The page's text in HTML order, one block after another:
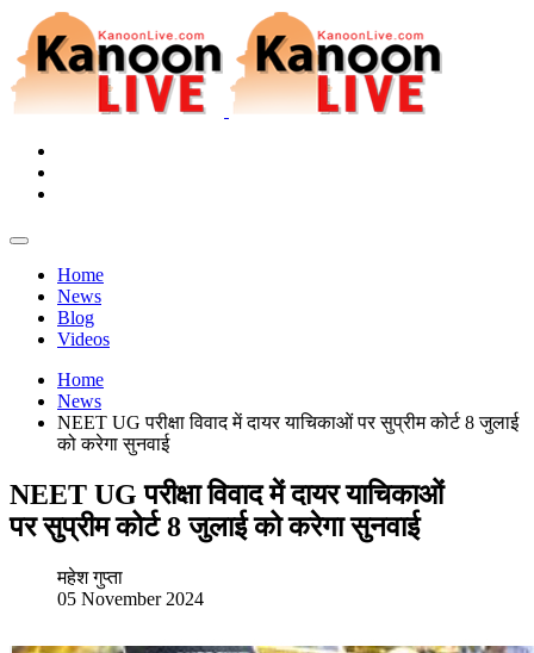
Home
News
Blog
Videos
Home
News
NEET UG परीक्षा विवाद में दायर याचिकाओं पर सुप्रीम कोर्ट 8 जुलाई
को करेगा सुनवाई
NEET UG परीक्षा विवाद में दायर याचिकाओं
पर सुप्रीम कोर्ट 8 जुलाई को करेगा सुनवाई
महेश गुप्ता
05 November 2024